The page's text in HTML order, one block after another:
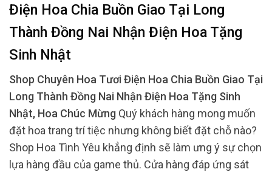
Điện Hoa Chia Buồn Giao Tại Long
Thành Đồng Nai Nhận Điện Hoa Tặng
Sinh Nhật
Shop Chuyên Hoa Tươi Điện Hoa Chia Buồn Giao Tại
Long Thành Đồng Nai Nhận Điện Hoa Tặng Sinh
Nhật, Hoa Chúc Mừng Quý khách hàng mong muốn
đặt hoa trang trí tiệc nhưng không biết đặt chỗ nào?
Shop Hoa Tình Yêu khẳng định sẽ làm ưng ý sự chọn
lựa hàng đầu của game thủ. Cửa hàng đáp ứng sát